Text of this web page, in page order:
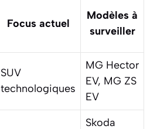
Focus actuel
Modèles à
surveiller
SUV
technologiques
MG Hector
EV, MG ZS
EV
Skoda